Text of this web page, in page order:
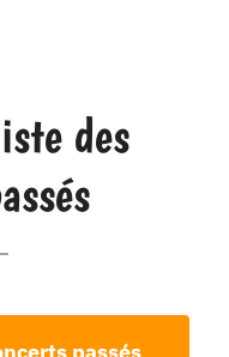
des
passés